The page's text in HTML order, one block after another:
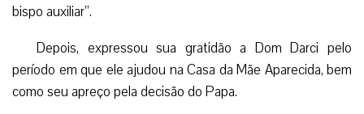
bispo auxiliar”.
Depois, expressou sua gratidão a Dom Darci pelo
período em que ele ajudou na Casa da Mãe Aparecida, bem
como seu apreço pela decisão do Papa.